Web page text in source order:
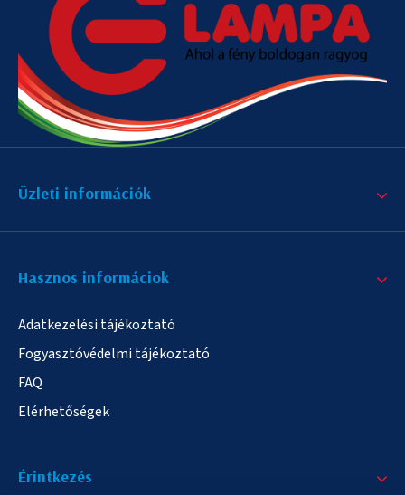
Üzleti információk
Hasznos informáciok
Adatkezelési tájékoztató
Fogyasztóvédelmi tájékoztató
FAQ
Elérhetőségek
Érintkezés